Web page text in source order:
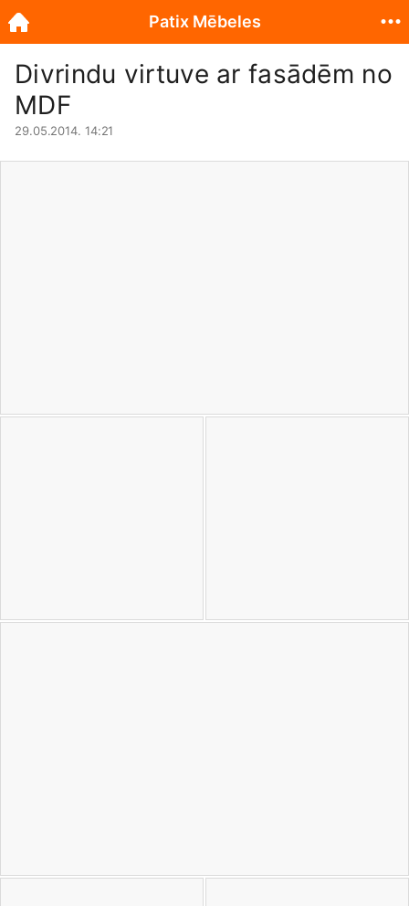
Divrindu virtuve ar fasādēm no
MDF
29.05.2014. 14:21
Patix Mēbeles